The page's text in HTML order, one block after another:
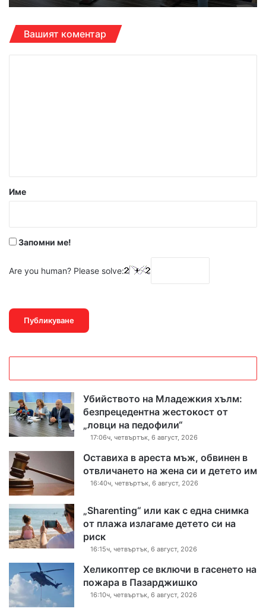
Вашият коментар
р
Име
Запомни ме!
Are you human? Please solve:
Убийството на Младежкия хълм:
безпрецедентна жестокост от
„ловци на педофили“
17:06ч, четвъртък, 6 август, 2026
Оставиха в ареста мъж, обвинен в
отвличането на жена си и детето им
16:40ч, четвъртък, 6 август, 2026
„Sharenting“ или как с една снимка
от плажа излагаме детето си на
риск
16:15ч, четвъртък, 6 август, 2026
Хеликоптер се включи в гасенето на
пожара в Пазарджишко
16:10ч, четвъртък, 6 август, 2026